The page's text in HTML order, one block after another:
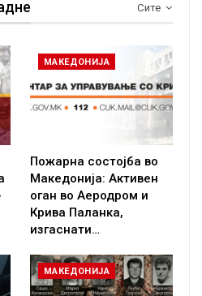
Сите
МАКЕДОНИЈА
Пожарна состојба во
Македонија: Активен
оган во Аеродром и
Крива Паланка,
изгаснати…
МАКЕДОНИЈА